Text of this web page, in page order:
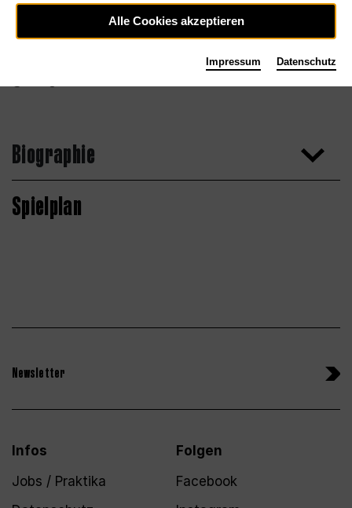
Biographie
Spielplan
Newsletter
Infos
Jobs / Praktika
Folgen
Facebook
Alle Cookies akzeptieren
Impressum Datenschutz